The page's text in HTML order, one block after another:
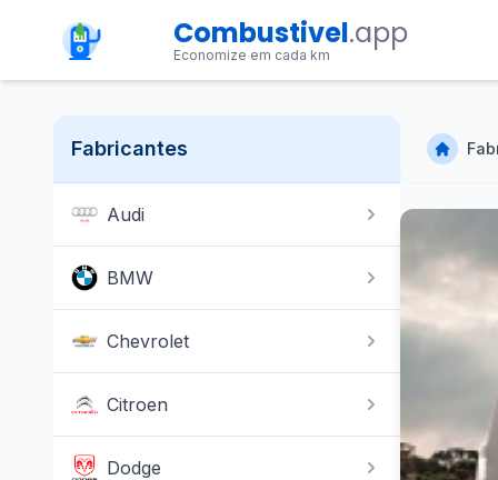
Combustivel.app
Economize em cada km
Fabricantes
Audi
BMW
Chevrolet
Citroen
Dodge